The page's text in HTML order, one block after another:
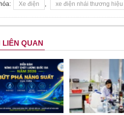
Xe điện , xe điện nhái thương hiệu
LIÊN QUAN